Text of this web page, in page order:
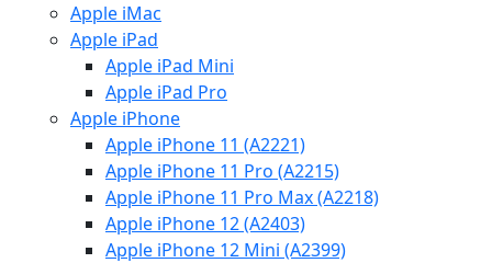
Apple iMac
Apple iPad
Apple iPad Mini
Apple iPad Pro
Apple iPhone
Apple iPhone 11 (A2221)
Apple iPhone 11 Pro (A2215)
Apple iPhone 11 Pro Max (A2218)
Apple iPhone 12 (A2403)
Apple iPhone 12 Mini (A2399)